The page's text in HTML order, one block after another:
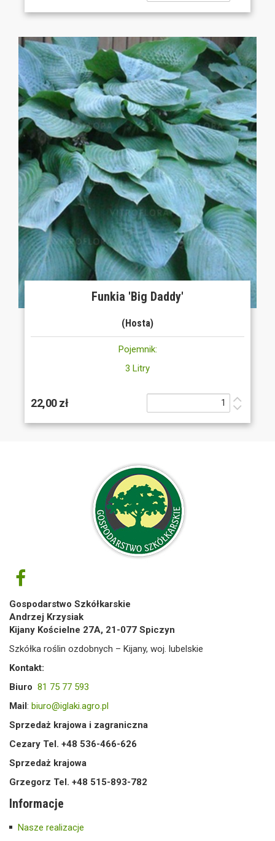
Funkia 'Big Daddy'
(Hosta)
Pojemnik:
3 Litry
22,00 zł
Gospodarstwo Szkółkarskie
Andrzej Krzysiak
Kijany Kościelne 27A, 21-077 Spiczyn
Szkółka roślin ozdobnych – Kijany, woj. lubelskie
Kontakt:
Biuro 81 75 77 593
Mail: biuro@iglaki.agro.pl
Sprzedaż krajowa i zagraniczna
Cezary Tel. +48 536-466-626
Sprzedaż krajowa
Grzegorz Tel. +48 515-893-782
Informacje
Nasze realizacje